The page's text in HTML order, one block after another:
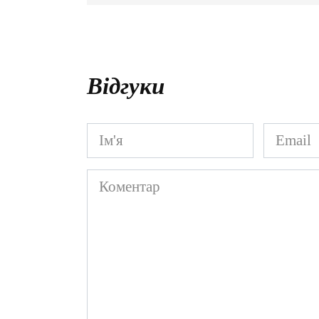
Відгуки
Ім'я
*
Email
*
Коментар